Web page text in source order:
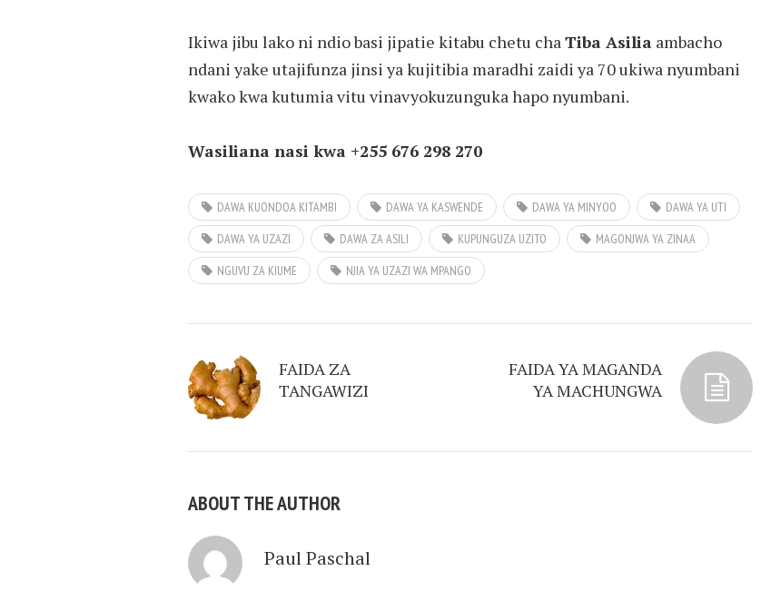
Ikiwa jibu lako ni ndio basi jipatie kitabu chetu chaTiba Asilia ambacho
ndani yake utajifunza jinsi ya kujitibia maradhi zaidi ya 70 ukiwa nyumbani
kwako kwa kutumia vitu vinavyokuzunguka hapo nyumbani.
Wasiliana nasi kwa +255 676 298 270
DAWA KUONDOA KITAMBI DAWA YA KASWENDE DAWA YA MINYOO
DAWA YA UTI
DAWA YA UZAZI
DAWA ZA ASILI KUPUNGUZA UZITO
MAGONJWA YA ZINAA
NGUVU ZA KIUME
NJIA YA UZAZI WA MPANGO
FAIDA ZA
TANGAWIZI
FAIDA YA MAGANDA
YA MACHUNGWA
ABOUT THE AUTHOR
Paul Paschal